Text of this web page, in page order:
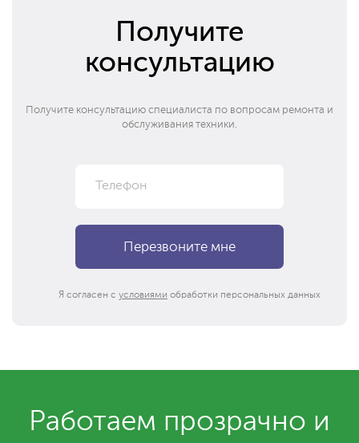
Получите
консультацию
Получите консультацию специалиста по вопросам ремонта и
обслуживания техники.
Я согласен с условиями обработки персональных данных
Работаем прозрачно и